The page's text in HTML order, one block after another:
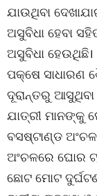
ଯାଉଥିବା
ଅସୁବିଧା ହେବା
ଅସୁବିଧା
ପକ୍ଷେ ସାଧାରଣ
ଦୂରାନ୍ତରୁ ଆସୁଥିବା
ଯାତ୍ରୀ ମାନଙ୍କୁ
ବସଷ୍ଟାଣ୍ଡ
ଅଂଚଳରେ ଘୋର
ଛୋଟ ମୋଟ